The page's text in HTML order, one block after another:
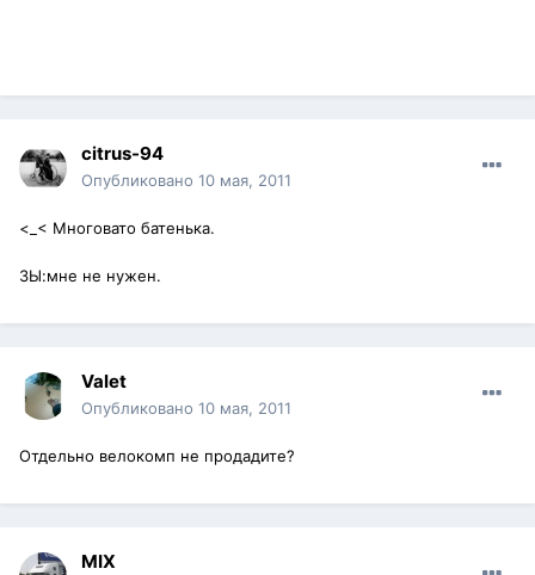
citrus-94
Опубликовано 10 мая, 2011
<_< Многовато батенька.
ЗЫ:мне не нужен.
Valet
Опубликовано 10 мая, 2011
Отдельно велокомп не продадите?
MIX